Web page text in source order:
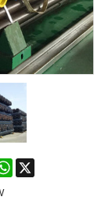
WhatsApp